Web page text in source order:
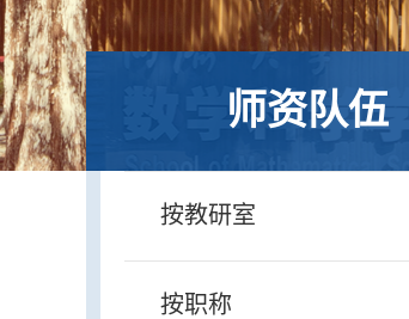
师资队伍
按教研室
按职称